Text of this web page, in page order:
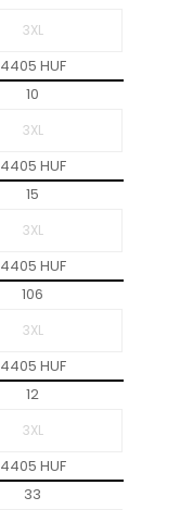
4405 HUF
10
4405 HUF
15
4405 HUF
106
4405 HUF
12
4405 HUF
33